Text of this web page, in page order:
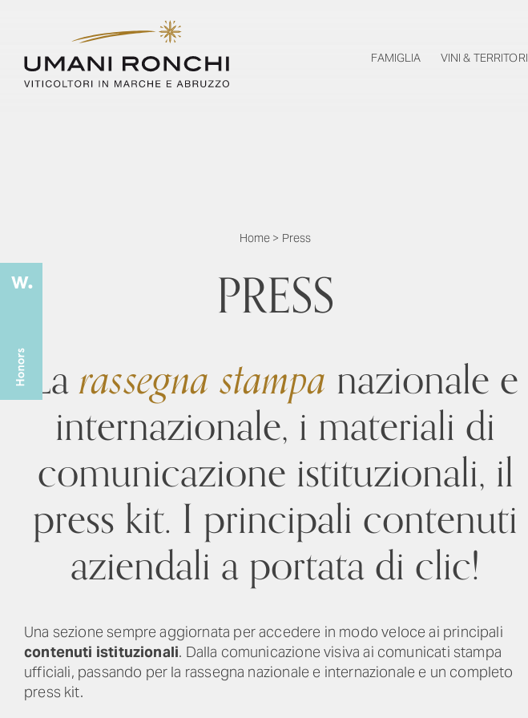
FAMIGLIA VINI & TERRITORI
Home > Press
PRESS
Larassegna stampa nazionale e
internazionale, i materiali di
comunicazione istituzionali, il
press kit. I principali contenuti
aziendali a portata di clic!
Una sezione sempre aggiornata per accedere in modo veloce ai principali
contenuti istituzionali. Dalla comunicazione visiva ai comunicati stampa
ufficiali, passando per la rassegna nazionale e internazionale e un completo
press kit.